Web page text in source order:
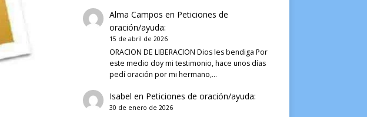
Alma Campos en Peticiones de
oración/ayuda:
15 de abril de 2026
ORACION DE LIBERACION Dios les bendiga Por
este medio doy mi testimonio, hace unos días
pedí oración por mi hermano,…
Isabel en Peticiones de oración/ayuda:
30 de enero de 2026